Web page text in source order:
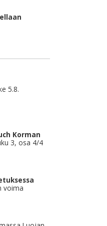
5.8.
Korman
3, osa 4/4
voima